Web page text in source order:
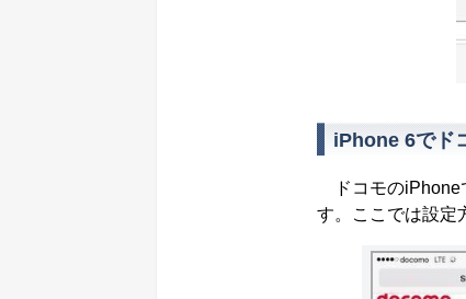
iPhone 6でド
ドコモのiPhone
す。ここでは設定